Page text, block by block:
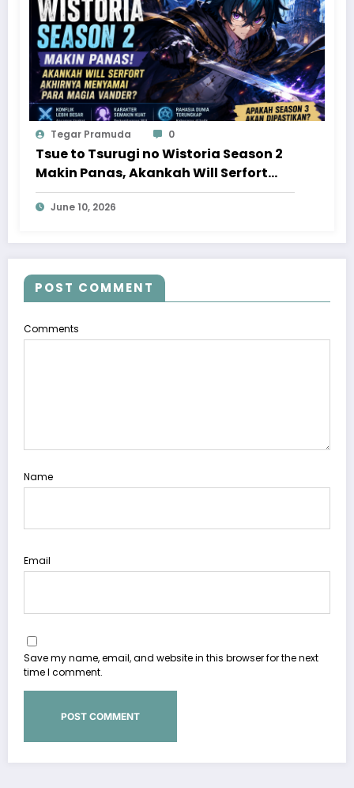
Tegar Pramuda 0
Tsue to Tsurugi no Wistoria Season 2
Makin Panas, Akankah Will Serfort
Akhirnya Menyamai Para Magia
Vander?
June 10, 2026
POST COMMENT
Comments
Name
Email
Save my name, email, and website in this browser for the next
time I comment.